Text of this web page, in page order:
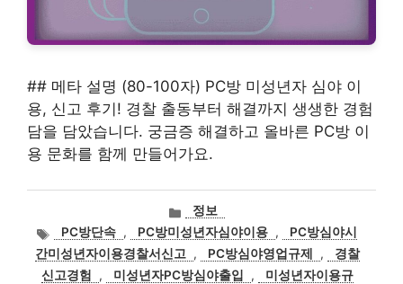
## 메타 설명 (80-100자) PC방 미성년자 심야 이
용, 신고 후기! 경찰 출동부터 해결까지 생생한 경험
담을 담았습니다. 궁금증 해결하고 올바른 PC방 이
용 문화를 함께 만들어가요.
카
테
고
리
정보
태
그
PC방단속 , PC방미성년자심야이용 ,
PC방심야시
간미성년자이용경찰서신고
, PC방심야영업규제 ,
경찰
신고경험
, 미성년자PC방심야출입 ,
미성년자이용규